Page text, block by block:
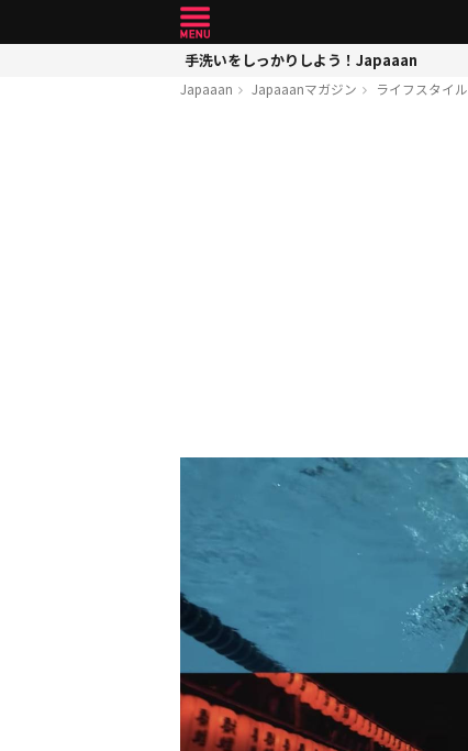
手洗いをしっかりしよう！Japaaan
Japaaan Japaaanマガジン ライフスタイル